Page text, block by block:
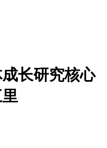
长研究核心